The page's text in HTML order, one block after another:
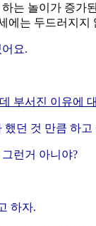
는 놀이가 증가
에는 두드러지
요.
부서진 이유에
던 것 만큼 하
런거 아니야?
하자.